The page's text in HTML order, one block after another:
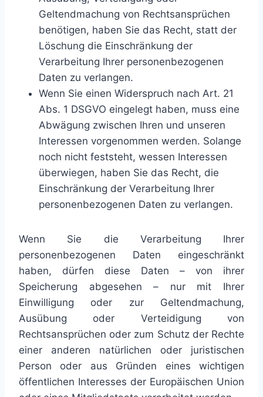
Geltendmachung von Rechtsansprüchen
benötigen, haben Sie das Recht, statt der
Löschung die Einschränkung der
Verarbeitung Ihrer personenbezogenen
Daten zu verlangen.
Wenn Sie einen Widerspruch nach Art. 21
Abs. 1 DSGVO eingelegt haben, muss eine
Abwägung zwischen Ihren und unseren
Interessen vorgenommen werden. Solange
noch nicht feststeht, wessen Interessen
überwiegen, haben Sie das Recht, die
Einschränkung der Verarbeitung Ihrer
personenbezogenen Daten zu verlangen.
Wenn Sie die Verarbeitung Ihrer
personenbezogenen Daten eingeschränkt
haben, dürfen diese Daten – von ihrer
Speicherung abgesehen – nur mit Ihrer
Einwilligung oder zur Geltendmachung,
Ausübung oder Verteidigung von
Rechtsansprüchen oder zum Schutz der Rechte
einer anderen natürlichen oder juristischen
Person oder aus Gründen eines wichtigen
öffentlichen Interesses der Europäischen Union